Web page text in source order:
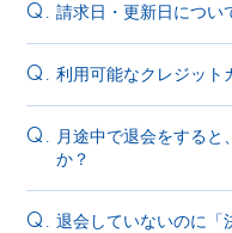
Q. 請求日・更新日につい
Q. 利用可能なクレジット
Q. 月途中で退会をする
か？
Q. 退会していないのに「